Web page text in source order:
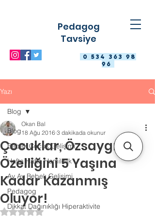
0 534 363 98
96
Pedagog
Tavsiye
Yazı
Blog
Bebek Çocuk Gelişimi
Hafta Hafta Hamilelik
Ay Ay Bebek Gelişimi
Pedagog
Dikkat Dağınıklığı Hiperaktivite
Blog
Çocuklar, Özsaygı
Özelliğini 5 Yaşına
Kadar Kazanmış
Oluyor!
Okan Bal
18 Ağu 2016 3 dakikada okunur
5 üzerinden NaN yıldız